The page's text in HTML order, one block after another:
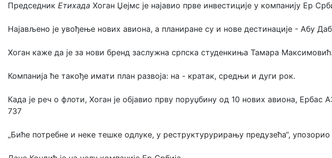
Председник Етихада Хоган Џејмс је најавио прве инвестиције у компанију Ер
Најављено је увођење нових авиона, а планиране су и нове дестинације - Абу
Хоган каже да је за нови бренд заслужна српска студенкиња Тамара Максимовић.
Компанија ће такође имати план развоја: на - кратак, средњи и дуги рок.
Када је реч о флоти, Хоган је објавио прву поруџбину од 10 нових авиона,
737
„Биће потребне и неке тешке одлуке, у реструктурурирању предузећа“, упозорио